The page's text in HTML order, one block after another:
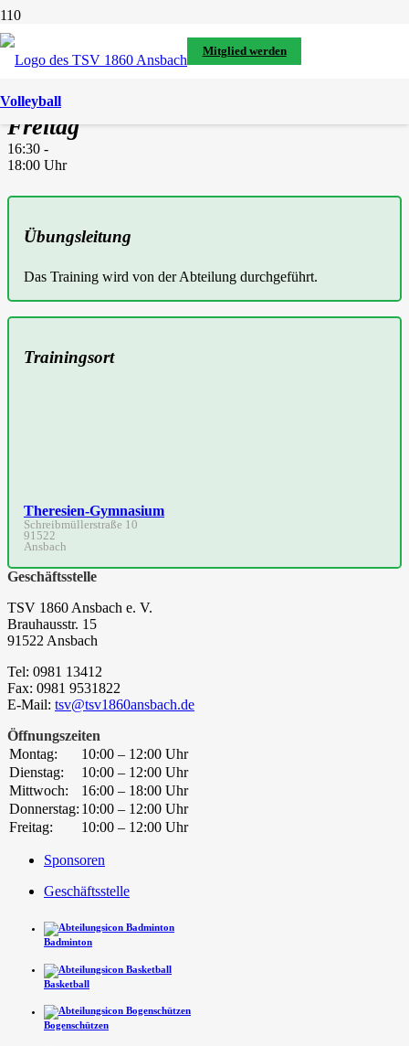
Mitglied werden
Volleyball
(Fr) U 18-2 Jugend weiblich
Freitag
16:30 -
18:00 Uhr
Übungsleitung
Das Training wird von der Abteilung durchgeführt.
Trainingsort
Theresien-Gymnasium
Schreibmüllerstraße 10
91522
Ansbach
Geschäftsstelle
TSV 1860 Ansbach e. V.
Brauhausstr. 15
91522 Ansbach
Tel: 0981 13412
Fax: 0981 9531822
E-Mail: tsv@tsv1860ansbach.de
Öffnungszeiten
Montag:
10:00 – 12:00 Uhr
Dienstag:
10:00 – 12:00 Uhr
Mittwoch:
16:00 – 18:00 Uhr
Donnerstag: 10:00 – 12:00 Uhr
Freitag:
10:00 – 12:00 Uhr
Sponsoren
Geschäftsstelle
Badminton
Basketball
Bogenschützen